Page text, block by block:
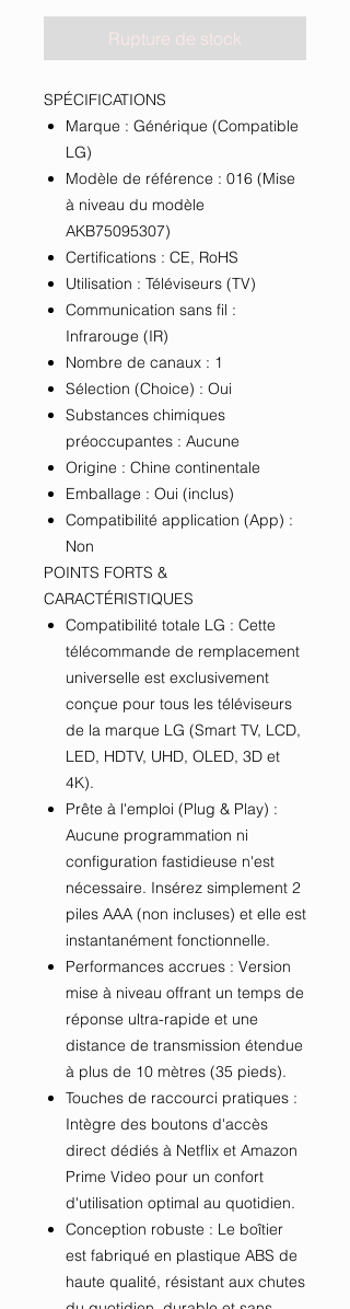
Rupture de stock
SPÉCIFICATIONS
Marque : Générique (Compatible
LG)
Modèle de référence : 016 (Mise
à niveau du modèle
AKB75095307)
Certifications : CE, RoHS
Utilisation : Téléviseurs (TV)
Communication sans fil :
Infrarouge (IR)
Nombre de canaux : 1
Sélection (Choice) : Oui
Substances chimiques
préoccupantes : Aucune
Origine : Chine continentale
Emballage : Oui (inclus)
Compatibilité application (App) :
Non
POINTS FORTS &
CARACTÉRISTIQUES
Compatibilité totale LG : Cette
télécommande de remplacement
universelle est exclusivement
conçue pour tous les téléviseurs
de la marque LG (Smart TV, LCD,
LED, HDTV, UHD, OLED, 3D et
4K).
Prête à l'emploi (Plug & Play) :
Aucune programmation ni
configuration fastidieuse n'est
nécessaire. Insérez simplement 2
piles AAA (non incluses) et elle est
instantanément fonctionnelle.
Performances accrues : Version
mise à niveau offrant un temps de
réponse ultra-rapide et une
distance de transmission étendue
à plus de 10 mètres (35 pieds).
Touches de raccourci pratiques :
Intègre des boutons d'accès
direct dédiés à Netflix et Amazon
Prime Video pour un confort
d'utilisation optimal au quotidien.
Conception robuste : Le boîtier
est fabriqué en plastique ABS de
haute qualité, résistant aux chutes